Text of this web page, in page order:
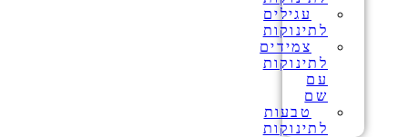
עגילים
לתינוקות
צמידים
לתינוקות
עם
שם
טבעות
לתינוקות